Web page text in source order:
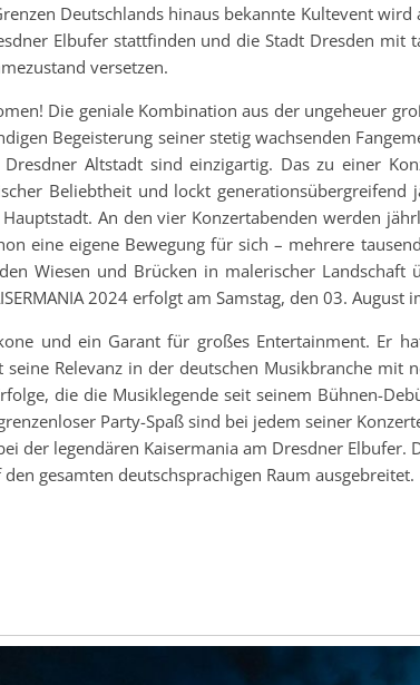
Deutschlands hinaus bekannte Kultevent wird
Elbufer stattfinden und die Stadt Dresden mit
versetzen.
Die geniale Kombination aus der ungeheuer
Begeisterung seiner stetig wachsenden
Altstadt sind einzigartig. Das zu einer
Beliebtheit und lockt generationsübergreifend
Hauptstadt. An den vier Konzertabenden werden
eine eigene Bewegung für sich – mehrere
Wiesen und Brücken in malerischer Landschaft
2024 erfolgt am Samstag, den 03. August
und ein Garant für großes Entertainment. Er
seine Relevanz in der deutschen Musikbranche mit
die die Musiklegende seit seinem Bühnen-
Party-Spaß sind bei jedem seiner
der legendären Kaisermania am Dresdner Elbufer.
gesamten deutschsprachigen Raum ausgebreitet.